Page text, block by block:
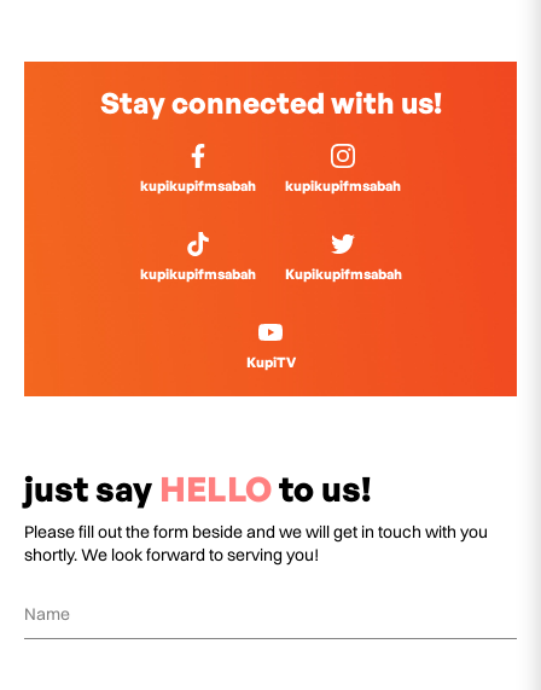
Stay connected with us!
kupikupifmsabah kupikupifmsabah
kupikupifmsabah Kupikupifmsabah
KupiTV
just say HELLOto us!
Please fill out the form beside and we will get in touch with you
shortly. We look forward to serving you!